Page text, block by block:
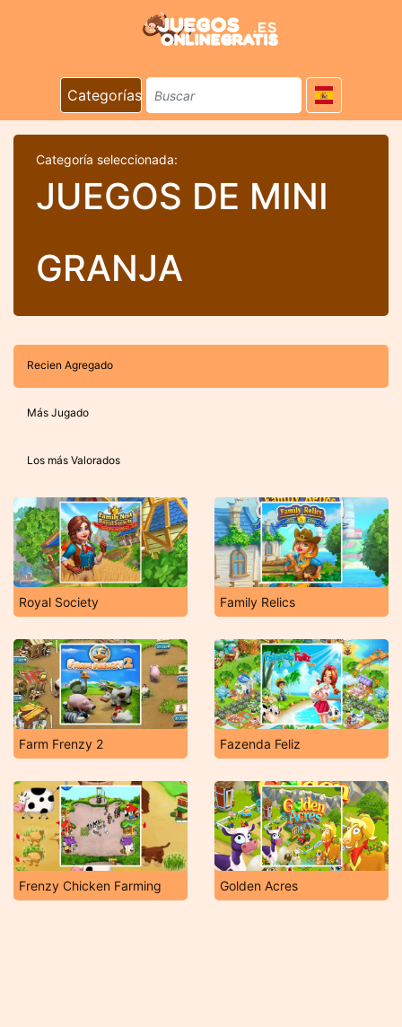
Categorías
Categoría seleccionada:
JUEGOS DE MINI
GRANJA
Recien Agregado
Más Jugado
Los más Valorados
Royal Society Family Relics
Farm Frenzy 2 Fazenda Feliz
Frenzy Chicken Farming Golden Acres